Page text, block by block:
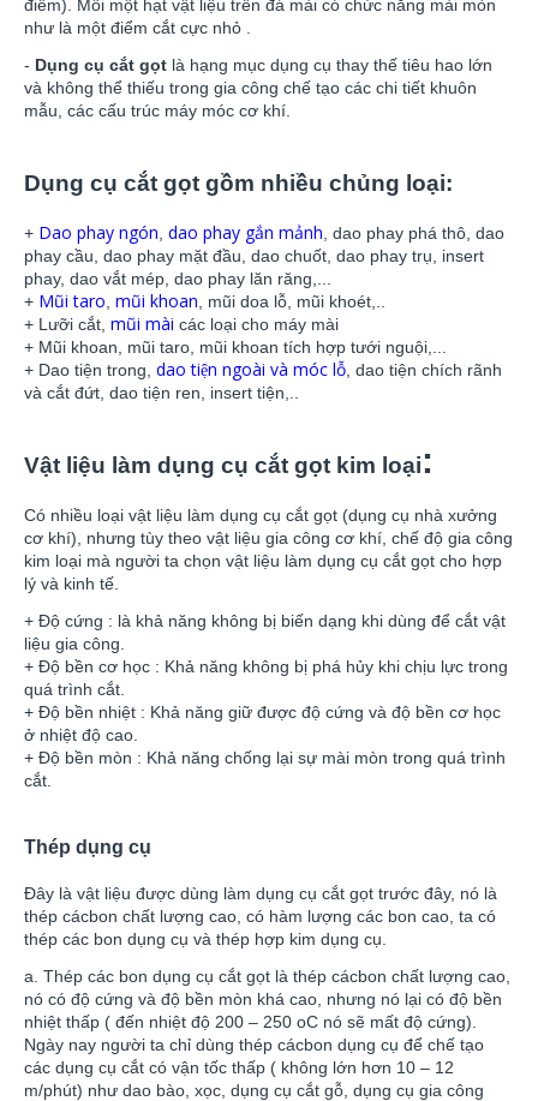
điểm). Mỗi một hạt vật liệu trên đá mài có chức năng mài mòn
như là một điểm cắt cực nhỏ .
- Dụng cụ cắt gọt là hạng mục dụng cụ thay thế tiêu hao lớn
và không thể thiếu trong gia công chế tạo các chi tiết khuôn
mẫu, các cấu trúc máy móc cơ khí.
Dụng cụ cắt gọt gồm nhiều chủng loại:
+ Dao phay ngón dao phay gắn mảnh , dao phay phá thô, dao
phay cầu, dao phay mặt đầu, dao chuốt, dao phay trụ, insert
phay, dao vắt mép, dao phay lăn răng,...
+ Mũi taro mũi khoan , mũi doa lỗ, mũi khoét,..
+ Lưỡi cắt, mũi mài các loại cho máy mài
+ Mũi khoan, mũi taro, mũi khoan tích hợp tưới nguội,...
+ Dao tiện trong, dao tiện ngoài và móc lỗ , dao tiện chích rãnh
và cắt đứt, dao tiện ren, insert tiện,..
Vật liệu làm dụng cụ cắt gọt kim loại:
Có nhiều loại vật liệu làm dụng cụ cắt gọt (dụng cụ nhà xưởng
cơ khí), nhưng tùy theo vật liệu gia công cơ khí, chế độ gia công
kim loại mà người ta chọn vật liệu làm dụng cụ cắt gọt cho hợp
lý và kinh tế.
+ Độ cứng : là khả năng không bị biến dạng khi dùng để cắt vật
liệu gia công.
+ Độ bền cơ học : Khả năng không bị phá hủy khi chịu lực trong
quá trình cắt.
+ Độ bền nhiệt : Khả năng giữ được độ cứng và độ bền cơ học
ở nhiệt độ cao.
+ Độ bền mòn : Khả năng chống lại sự mài mòn trong quá trình
cắt.
Thép dụng cụ
Đây là vật liệu được dùng làm dụng cụ cắt gọt trước đây, nó là
thép cácbon chất lượng cao, có hàm lượng các bon cao, ta có
thép các bon dụng cụ và thép hợp kim dụng cụ.
a. Thép các bon dụng cụ cắt gọt là thép cácbon chất lượng cao,
nó có độ cứng và độ bền mòn khá cao, nhưng nó lại có độ bền
nhiệt thấp ( đến nhiệt độ 200 – 250 oC nó sẽ mất độ cứng).
Ngày nay người ta chỉ dùng thép cácbon dụng cụ để chế tạo
các dụng cụ cắt có vận tốc thấp ( không lớn hơn 10 – 12
m/phút) như dao bào, xọc, dụng cụ cắt gỗ, dụng cụ gia công